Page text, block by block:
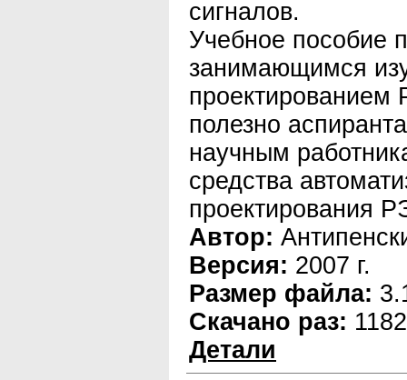
сигналов.
Учебное пособие
занимающимся
проектированием
полезно
научным
средства
проектирования
Автор:
Версия: 2007 г.
Размер файла:
Скачано раз: 1182
Детали